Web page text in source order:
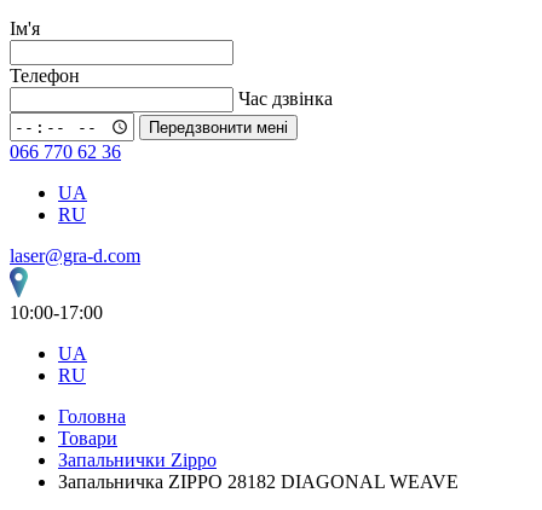
Ім'я
Телефон
Час дзвінка
Передзвонити мені
066 770 62 36
UA
RU
laser@gra-d.com
10:00-17:00
UA
RU
Головна
Товари
Запальнички Zippo
Запальничка ZIPPO 28182 DIAGONAL WEAVE